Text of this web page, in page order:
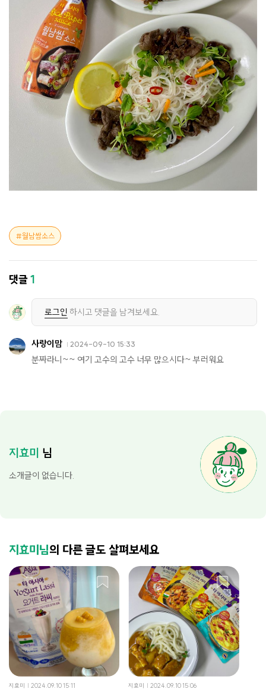
월남쌈소스
댓글1
로그인 하시고 댓글을 남겨보세요.
사랑이맘 2024-09-10 15:33
분짜라니~~ 여기 고수의 고수 너무 많으시다~ 부러워요
지효미 님
소개글이 없습니다.
지효미님의 다른 글도 살펴보세요
지효미 2024.09.10 15:11 지효미 2024.09.10 15:06